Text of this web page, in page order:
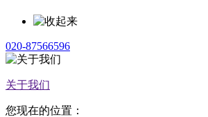
020-87566596
关于我们
您现在的位置：